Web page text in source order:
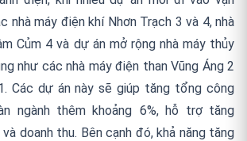
nhà máy điện khí Nhơn Trạch 3 và 4, nhà
Củm 4 và dự án mở rộng nhà máy thủy
như các nhà máy điện than Vũng Áng 2
Các dự án này sẽ giúp tăng tổng công
ngành thêm khoảng 6%, hỗ trợ tăng
doanh thu. Bên cạnh đó, khả năng tăng